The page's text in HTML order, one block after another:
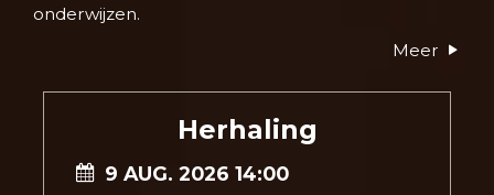
onderwijzen.
Meer
Herhaling
9 AUG. 2026 14:00